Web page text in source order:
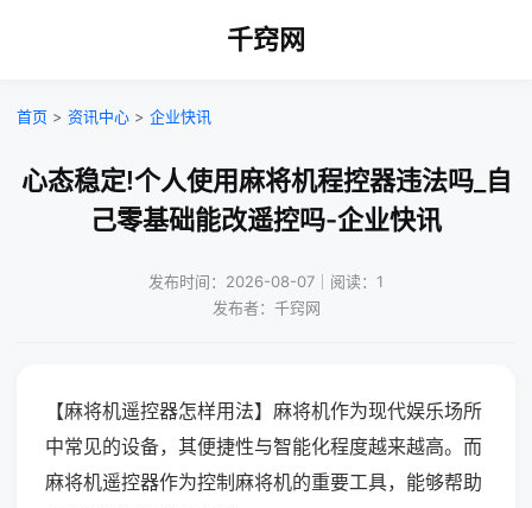
千窍网
首页 > 资讯中心 > 企业快讯
心态稳定!个人使用麻将机程控器违法吗_自
己零基础能改遥控吗-企业快讯
发布时间：2026-08-07｜阅读：1
发布者：千窍网
【麻将机遥控器怎样用法】麻将机作为现代娱乐场所
中常见的设备，其便捷性与智能化程度越来越高。而
麻将机遥控器作为控制麻将机的重要工具，能够帮助